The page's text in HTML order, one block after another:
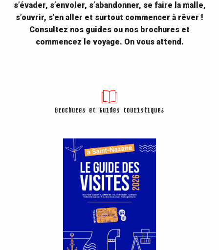
s’évader, s’envoler, s’abandonner, se faire la malle,
s’ouvrir, s’en aller et surtout commencer à rêver !
Consultez nos guides ou nos brochures et
commencez le voyage. On vous attend.
Brochures et Guides touristiques